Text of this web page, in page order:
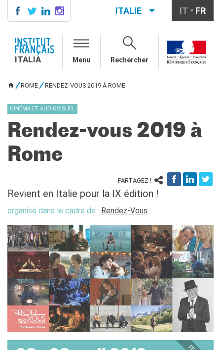
ÉCOLE & UNIVERSITÉ
Étudier en France
QUI SOMMES-NOUS ?
Offres d'emplois/stages
RECHERCHER
ITALIE IT FR
ITALIA Menu Rechercher
ROME RENDEZ-VOUS 2019 À ROME
CINÉMA ET AUDIOVISUEL
Rendez-vous 2019 à
Rome
PARTAGEZ !
Revient en Italie pour la IX édition !
organisé dans le cadre de : Rendez-Vous